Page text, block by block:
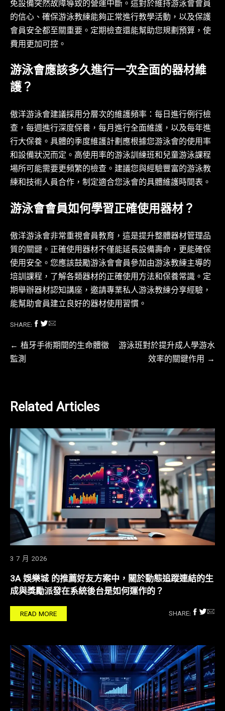
免設備突然故障導致的營運中斷。這對於維持游泳會會員
的信心、確保游泳教練能夠正常進行教學活動，以及保護
會員安全都至關重要。定期檢查還能幫助您規劃預算，使
費用更加可控。
游泳會應該多久進行一次全面的器材維
護？
傲洋游泳會建議採用分層次的維護頻率：每日進行例行檢
查，每週進行深度保養，每月進行全面維護，以及每年進
行大保養。具體的季度維護計劃應根據您游泳會的使用率
和設備狀況而定。高使用率的游泳訓練班和兒童游泳課程
場所可能需要更頻繁的檢查。建議您與經驗豐富的游泳教
練和技術人員合作，制定適合您泳會的具體維護時間表。
游泳會會員如何學習正確使用器材？
傲洋游泳會非常重視會員教育，這是提升整體器材管理品
質的關鍵。正確使用器材不僅能延長設備壽命，更能確保
使用安全。您應該鼓勵游泳會會員參加由游泳教練主導的
培訓課程，了解各類器材的正確使用方法和保養常識。定
期舉辦器材認知講座，邀請專業私人游泳教練分享經驗，
能幫助會員建立良好的器材使用習慣。
SHARE:
文
章
覽
植牙手術期間的生命體徵
監測
游泳班對於提升成人學游水
效率的關鍵作用
Related Articles
3 7 月 2026
3A 娛樂城 的推薦好友方案中，關於動態追蹤連結的生
成與獎勵派發在系統後台是如何運作的？
READ MORE SHARE: